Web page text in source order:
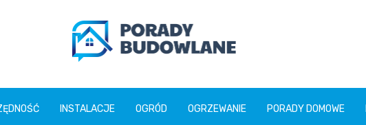
poradybudowlane.pl
INSTALACJE OGRÓD OGRZEWANIE PORADY DOMOWE